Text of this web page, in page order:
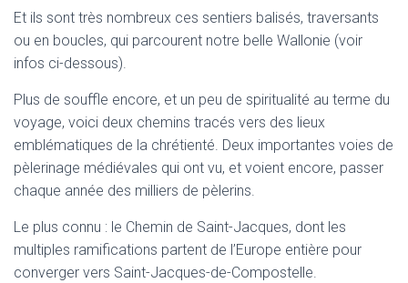
Et ils sont très nombreux ces sentiers balisés, traversants
ou en boucles, qui parcourent notre belle Wallonie (voir
infos ci-dessous).
Plus de souffle encore, et un peu de spiritualité au terme du
voyage, voici deux chemins tracés vers des lieux
emblématiques de la chrétienté. Deux importantes voies de
pèlerinage médiévales qui ont vu, et voient encore, passer
chaque année des milliers de pèlerins.
Le plus connu : le Chemin de Saint-Jacques, dont les
multiples ramifications partent de l’Europe entière pour
converger vers Saint-Jacques-de-Compostelle.